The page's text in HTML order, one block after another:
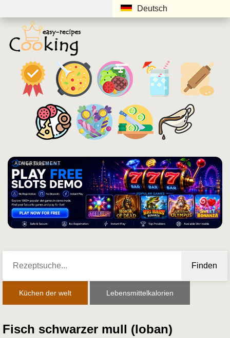
Deutsch
ADVERTISEMENT
Finden
Küchen der welt Lebensmittelkalorien
Fisch schwarzer mull (loban)